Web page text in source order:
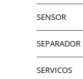
SENSOR
SEPARADOR
SERVICOS